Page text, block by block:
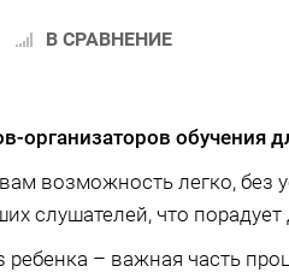
В СРАВНЕНИЕ
организаторов обучения
возможность легко, без
слушателей, что порадует
ребенка – важная часть